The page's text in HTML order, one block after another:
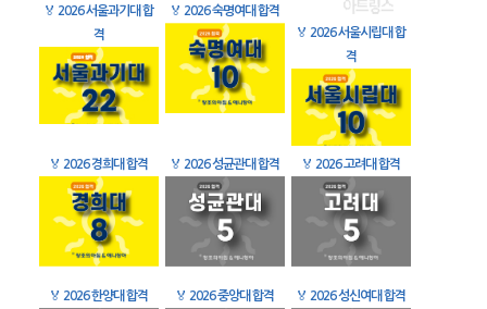
🏅 2026 서울과기대 합
격
🏅 2026 숙명여대 합격
🏅 2026 서울시립대 합
격
🏅 2026 경희대 합격 🏅 2026 성균관대 합격 🏅 2026 고려대 합격
🏅 2026 한양대 합격 🏅 2026 중앙대 합격 🏅 2026 성신여대 합격